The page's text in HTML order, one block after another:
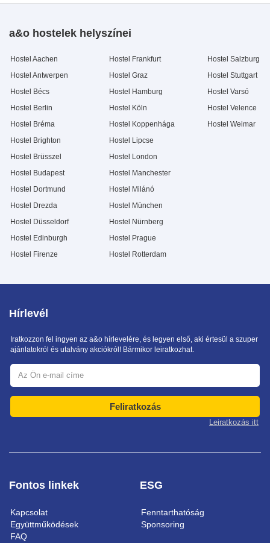
a&o hostelek helyszínei
Hostel Aachen
Hostel Antwerpen
Hostel Bécs
Hostel Berlin
Hostel Bréma
Hostel Brighton
Hostel Brüsszel
Hostel Budapest
Hostel Dortmund
Hostel Drezda
Hostel Düsseldorf
Hostel Edinburgh
Hostel Firenze
Hostel Frankfurt
Hostel Graz
Hostel Hamburg
Hostel Köln
Hostel Koppenhága
Hostel Lipcse
Hostel London
Hostel Manchester
Hostel Milánó
Hostel München
Hostel Nürnberg
Hostel Prague
Hostel Rotterdam
Hostel Salzburg
Hostel Stuttgart
Hostel Varsó
Hostel Velence
Hostel Weimar
Fontos linkek
Kapcsolat
Együttműködések
FAQ
ESG
Fenntarthatóság
Sponsoring
Hírlevél
Iratkozzon fel ingyen az a&o hírlevelére, és legyen első, aki értesül a szuper
ajánlatokról és utalvány akciókról! Bármikor leiratkozhat.
Feliratkozás
Leiratkozás itt